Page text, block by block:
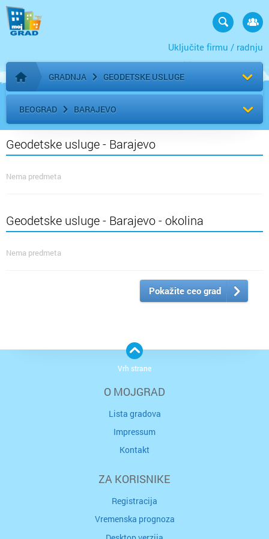
Uključite firmu / radnju
Početna stranica
GRADNJA GEODETSKE USLUGE
BEOGRAD BARAJEVO
Geodetske usluge - Barajevo
Nema predmeta
Geodetske usluge - Barajevo - okolina
Nema predmeta
Pokažite ceo grad
O MOJGRAD
Lista gradova
Impressum
Kontakt
ZA KORISNIKE
Registracija
Vremenska prognoza
Vrh strane